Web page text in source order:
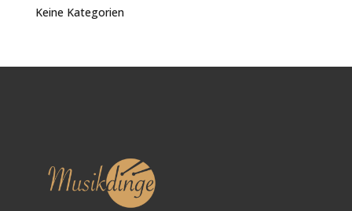
Keine Kategorien